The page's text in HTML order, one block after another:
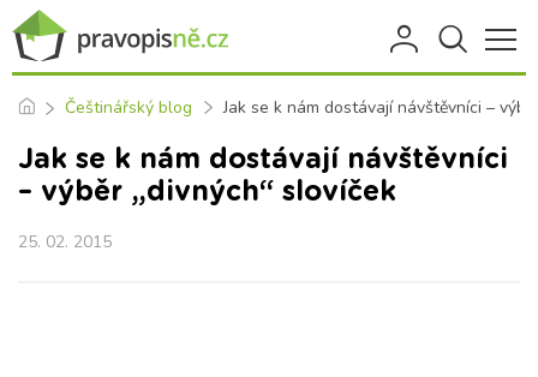
Češtinářský blog Jak se k nám dostávají návštěvníci –
Jak se k nám dostávají návštěvníci
– výběr „divných“ slovíček
25. 02. 2015